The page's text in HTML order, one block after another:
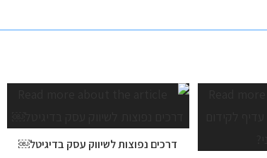
דרכים נפוצות לשיווק עסק בדיגיטל￼